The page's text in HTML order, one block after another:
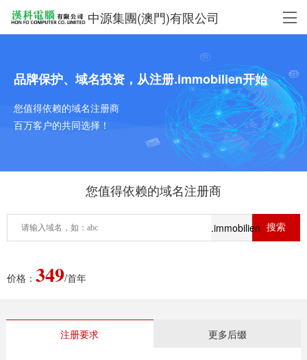
中源集團(澳門)有限公司
品牌保护、域名投资，从注册.immobilien开始
您值得依赖的域名注册商
百万客户的共同选择！
您值得依赖的域名注册商
.immobilien
价格： 349/首年
注册要求 更多后缀